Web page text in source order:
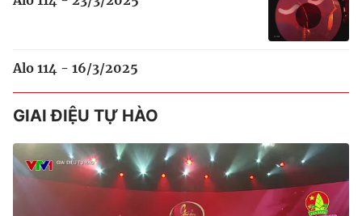
Alo 114 - 16/3/2025
GIAI ĐIỆU TỰ HÀO